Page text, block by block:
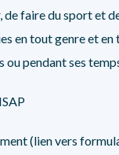
de faire du sport et
en tout genre et en
ou pendant ses
(lien vers